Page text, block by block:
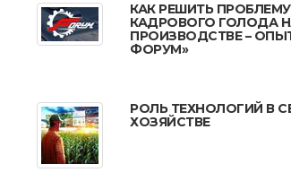
КАК РЕШИТЬ ПРОБЛЕМУ
КАДРОВОГО ГОЛОДА
ПРОИЗВОДСТВЕ –
ФОРУМ»
РОЛЬ ТЕХНОЛОГИЙ В
ХОЗЯЙСТВЕ